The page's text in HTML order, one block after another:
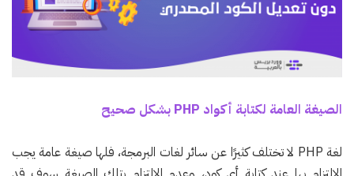
الصيغة العامة لكتابة أكواد PHP بشكل صحيح
لغة PHP لا تختلف كثيرًا عن سائر لغات البرمجة، فلها صيغة عامة يجب